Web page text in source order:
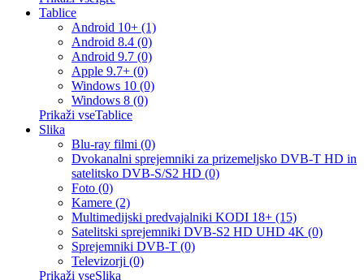
Tablice
Android 10+ (1)
Android 8.4 (0)
Android 9.7 (0)
Apple 9.7+ (0)
Windows 10 (0)
Windows 8 (0)
Prikaži vseTablice
Slika
Blu-ray filmi (0)
Dvokanalni sprejemniki za prizemeljsko DVB-T HD in
satelitsko DVB-S/S2 HD (0)
Foto (0)
Kamere (2)
Multimedijski predvajalniki KODI 18+ (15)
Satelitski sprejemniki DVB-S2 HD UHD 4K (0)
Sprejemniki DVB-T (0)
Televizorji (0)
Prikaži vseSlika